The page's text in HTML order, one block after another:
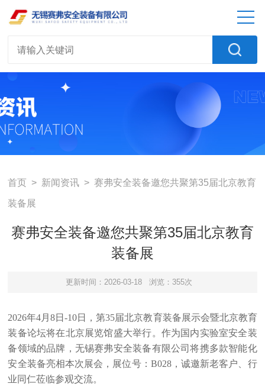
首页 > 新闻资讯 > 赛弗安全装备邀您共聚第35届北京教育
装备展
赛弗安全装备邀您共聚第35届北京教育
装备展
更新时间：2026-03-18 浏览：355次
2026年4月8日-10日，第35届北京教育装备展示会暨北京教育
装备论坛将在北京展览馆盛大举行。作为国内实验室安全装
备领域的品牌，无锡赛弗安全装备有限公司将携多款智能化
安全装备亮相本次展会，展位号：B028，诚邀新老客户、行
业同仁莅临参观交流。